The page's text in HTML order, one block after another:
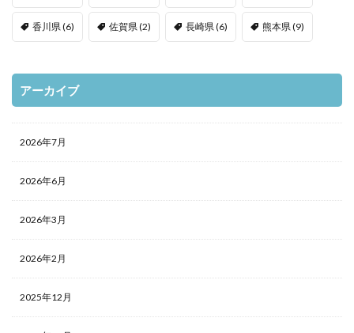
香川県(6) 佐賀県(2) 長崎県(6) 熊本県(9)
アーカイブ
2026年7月
2026年6月
2026年3月
2026年2月
2025年12月